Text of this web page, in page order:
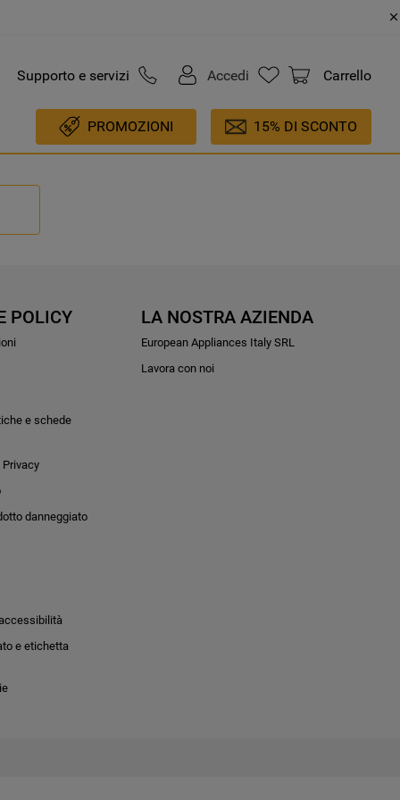
Supporto e servizi Accedi Carrello
PROMOZIONI 15% DI SCONTO
POLICY
e schede
danneggiato
e etichetta
LA NOSTRA AZIENDA
European Appliances Italy SRL
Lavora con noi